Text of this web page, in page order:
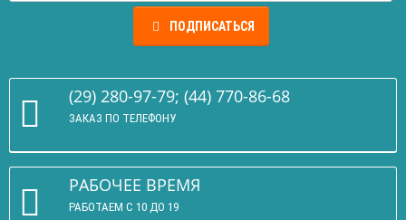
ПОДПИСАТЬСЯ
(29) 280-97-79; (44) 770-86-68
ЗАКАЗ ПО ТЕЛЕФОНУ
РАБОЧЕЕ ВРЕМЯ
РАБОТАЕМ С 10 ДО 19